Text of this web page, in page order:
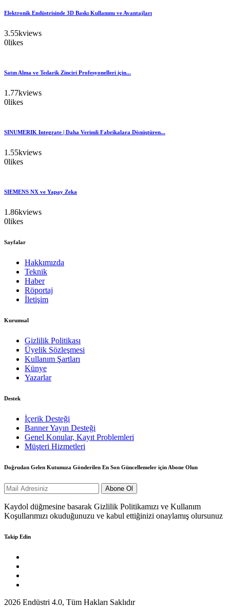
Elektronik Endüstrisinde 3D Baskı Kullanımı ve Avantajları
3.55kviews
0likes
Satın Alma ve Tedarik Zinciri Profesyonelleri için...
1.77kviews
0likes
SINUMERIK Integrate | Daha Verimli Fabrikalara Dönüştüren...
1.55kviews
0likes
SIEMENS NX ve Yapay Zeka
1.86kviews
0likes
Sayfalar
Hakkımızda
Teknik
Haber
Röportaj
İletişim
Kurumsal
Gizlilik Politikası
Üyelik Sözleşmesi
Kullanım Şartları
Künye
Yazarlar
Destek
İçerik Desteği
Banner Yayın Desteği
Genel Konular, Kayıt Problemleri
Müşteri Hizmetleri
Doğrudan Gelen Kutunuza Gönderilen En Son Güncellemeler için Abone Olun
Kaydol düğmesine basarak Gizlilik Politikamızı ve Kullanım
Koşullarımızı okuduğunuzu ve kabul ettiğinizi onaylamış olursunuz
Takip Edin
2026 Endüstri 4.0, Tüm Hakları Saklıdır